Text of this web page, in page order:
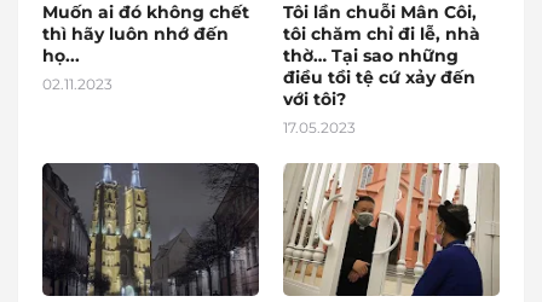
Muốn ai đó không chết
thì hãy luôn nhớ đến
họ...
02.11.2023
Tôi lần chuỗi Mân Côi,
tôi chăm chỉ đi lễ, nhà
thờ… Tại sao những
điều tồi tệ cứ xảy đến
với tôi?
17.05.2023